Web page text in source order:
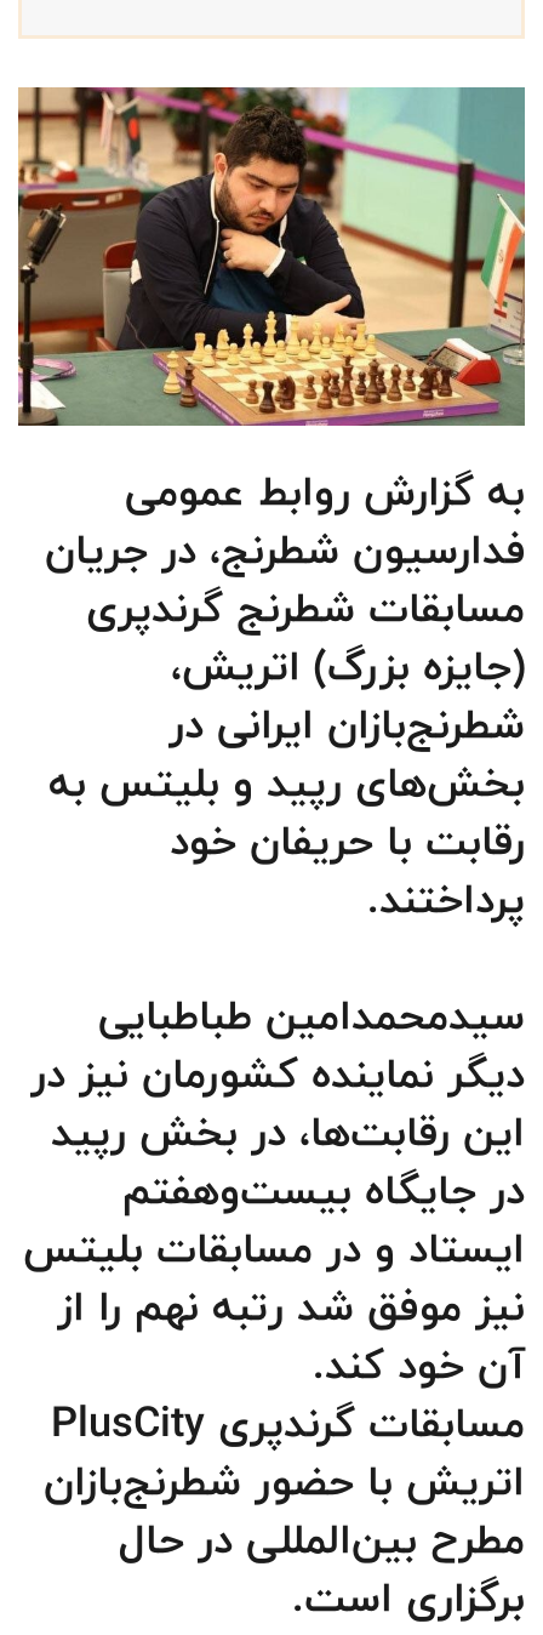
به گزارش روابط عمومی
فدارسیون شطرنج، در جریان
مسابقات شطرنج گرندپری
(جایزه بزرگ) اتریش،
شطرنج‌بازان ایرانی در
بخش‌های رپید و بلیتس به
رقابت با حریفان خود
پرداختند.
سیدمحمدامین طباطبایی
دیگر نماینده کشورمان نیز در
این رقابت‌ها، در بخش رپید
در جایگاه بیست‌وهفتم
ایستاد و در مسابقات بلیتس
نیز موفق شد رتبه نهم را از
آن خود کند.
مسابقات گرندپری PlusCity
اتریش با حضور شطرنج‌بازان
مطرح بین‌المللی در حال
برگزاری است.